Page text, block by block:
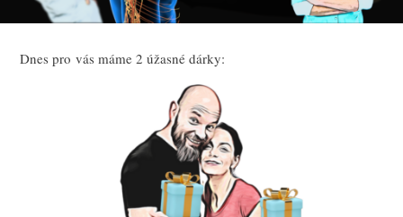
Dnes pro vás máme 2 úžasné dárky: